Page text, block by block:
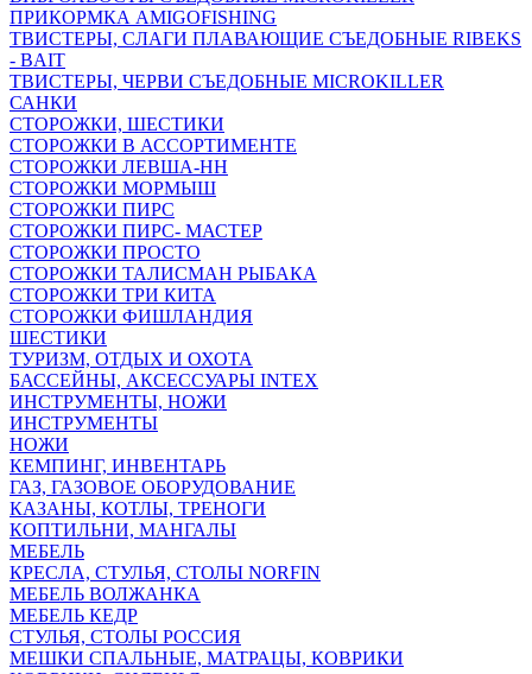
ПРИКОРМКА AMIGOFISHING
ТВИСТЕРЫ, СЛАГИ ПЛАВАЮЩИЕ СЪЕДОБНЫЕ RIBEKS
- BAIT
ТВИСТЕРЫ, ЧЕРВИ СЪЕДОБНЫЕ MICROKILLER
САНКИ
СТОРОЖКИ, ШЕСТИКИ
СТОРОЖКИ В АССОРТИМЕНТЕ
СТОРОЖКИ ЛЕВША-НН
СТОРОЖКИ МОРМЫШ
СТОРОЖКИ ПИРС
СТОРОЖКИ ПИРС- МАСТЕР
СТОРОЖКИ ПРОСТО
СТОРОЖКИ ТАЛИСМАН РЫБАКА
СТОРОЖКИ ТРИ КИТА
СТОРОЖКИ ФИШЛАНДИЯ
ШЕСТИКИ
ТУРИЗМ, ОТДЫХ И ОХОТА
БАССЕЙНЫ, АКСЕССУАРЫ INTEX
ИНСТРУМЕНТЫ, НОЖИ
ИНСТРУМЕНТЫ
НОЖИ
КЕМПИНГ, ИНВЕНТАРЬ
ГАЗ, ГАЗОВОЕ ОБОРУДОВАНИЕ
КАЗАНЫ, КОТЛЫ, ТРЕНОГИ
КОПТИЛЬНИ, МАНГАЛЫ
МЕБЕЛЬ
КРЕСЛА, СТУЛЬЯ, СТОЛЫ NORFIN
МЕБЕЛЬ ВОЛЖАНКА
МЕБЕЛЬ КЕДР
СТУЛЬЯ, СТОЛЫ РОССИЯ
МЕШКИ СПАЛЬНЫЕ, МАТРАЦЫ, КОВРИКИ